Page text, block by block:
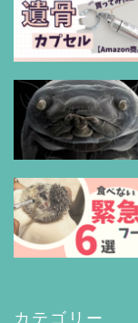
カテゴリー